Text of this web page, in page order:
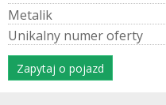
Metalik
Unikalny numeroferty
Zapytaj o pojazd